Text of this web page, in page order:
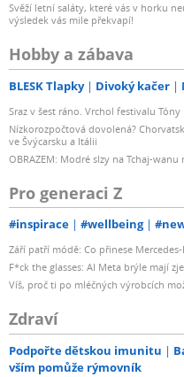
Svěží letní saláty, které vás v horku
výsledek vás mile překvapí!
Hobby a zábava
BLESK Tlapky Divoký kačer
Sraz v šest ráno. Vrchol festivalu
Nízkorozpočtová dovolená?
ve Švýcarsku a Itálii
OBRAZEM: Modré slzy na Tchaj-
Pro generaci Z
#inspirace #wellbeing
Září patří módě: Co přinese
F*ck the glasses: AI Meta brýle mají
Víš, proč ti po mléčných výrobcích
Zdraví
Podpořte dětskou imunitu
vším pomůže rýmovník